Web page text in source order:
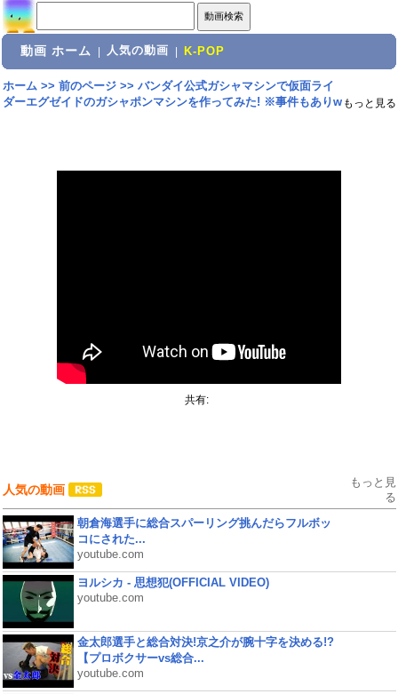
動画 ホーム 人気の動画 K-POP
ホーム>> 前のページ>> バンダイ公式ガシャマシンで仮面ライ
ダーエグゼイドのガシャポンマシンを作ってみた! ※事件もありw もっと見る
共有:
人気の動画
もっと見
る
朝倉海選手に総合スパーリング挑んだらフルボッ
コにされた...
youtube.com
ヨルシカ - 思想犯(OFFICIAL VIDEO)
youtube.com
金太郎選手と総合対決!京之介が腕十字を決める!?
【プロボクサーvs総合...
youtube.com